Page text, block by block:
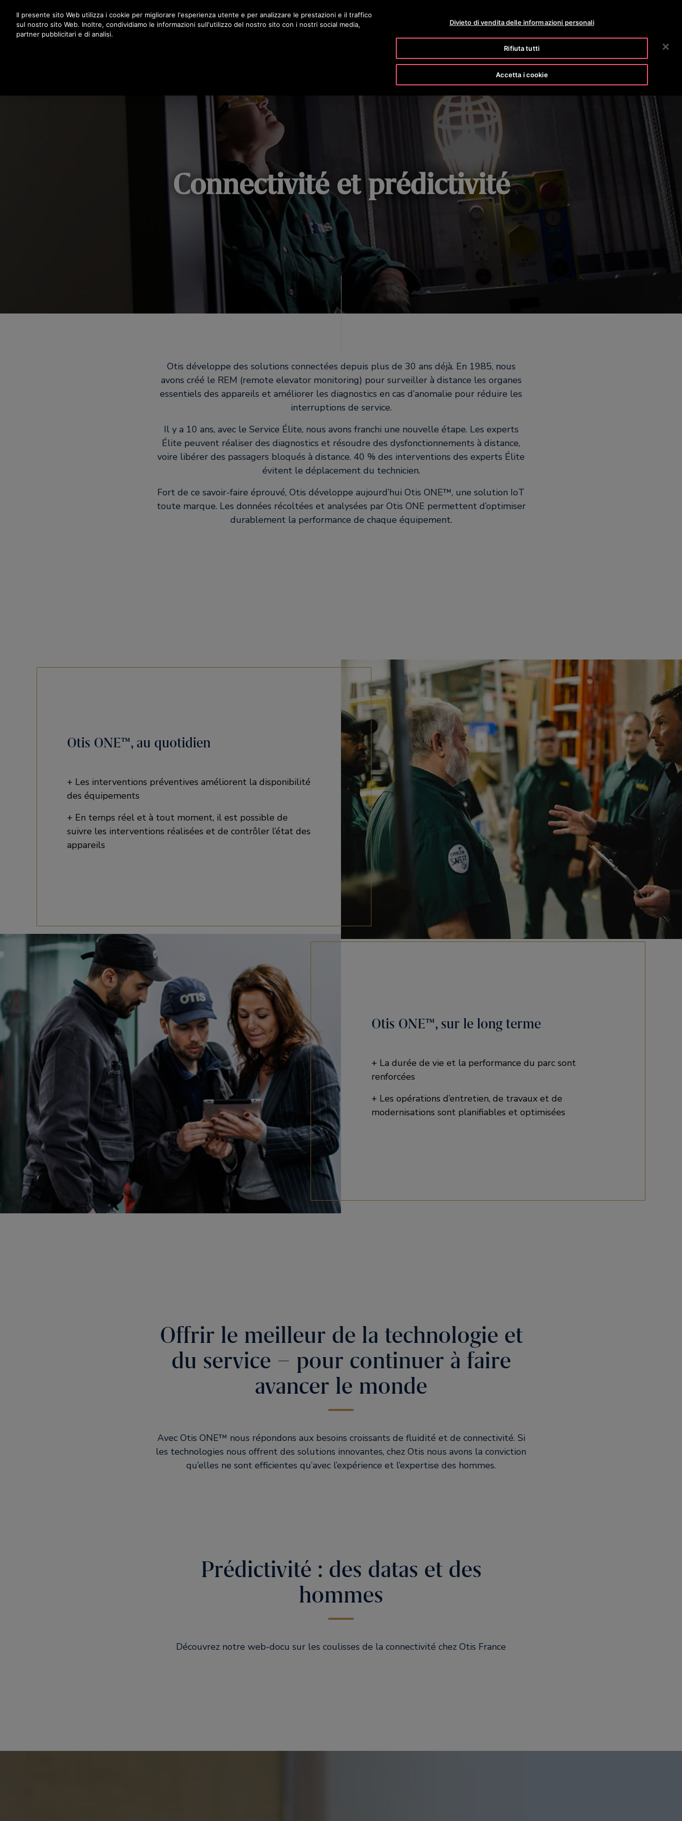
Premere Invio per passare al contenuto principale
OTISLINE 800 824 024 ARCHIVIO STAMPA CARRIERE
RICERCA
Connectivité et prédictivité
Otis développe des solutions connectées depuis plus de 30 ans déjà. En 1985, nous
avons créé le REM (remote elevator monitoring) pour surveiller à distance les organes
essentiels des appareils et améliorer les diagnostics en cas d’anomalie pour réduire les
interruptions de service.
Il y a 10 ans, avec le Service Élite, nous avons franchi une nouvelle étape. Les experts
Élite peuvent réaliser des diagnostics et résoudre des dysfonctionnements à distance,
voire libérer des passagers bloqués à distance. 40 % des interventions des experts Élite
évitent le déplacement du technicien.
Fort de ce savoir-faire éprouvé, Otis développe aujourd’hui Otis ONE™, une solution IoT
toute marque. Les données récoltées et analysées par Otis ONE permettent d’optimiser
durablement la performance de chaque équipement.
Otis ONE™, au quotidien
+ Les interventions préventives améliorent la disponibilité
des équipements
+ En temps réel et à tout moment, il est possible de
suivre les interventions réalisées et de contrôler l’état des
appareils
Otis ONE™, sur le long terme
+ La durée de vie et la performance du parc sont
renforcées
+ Les opérations d’entretien, de travaux et de
modernisations sont planifiables et optimisées
Offrir le meilleur de la technologie et
du service – pour continuer à faire
avancer le monde
Avec Otis ONE™ nous répondons aux besoins croissants de fluidité et de connectivité. Si
les technologies nous offrent des solutions innovantes, chez Otis nous avons la conviction
qu’elles ne sont efficientes qu’avec l’expérience et l’expertise des hommes.
Prédictivité : des datas et des
hommes
Découvrez notre web-docu sur les coulisses de la connectivité chez Otis France
Il presente sito Web utilizza i cookie per migliorare l'esperienza utente e per analizzare le prestazioni e il traffico
sul nostro sito Web. Inoltre, condividiamo le informazioni sull'utilizzo del nostro sito con i nostri social media,
partner pubblicitari e di analisi.
Divieto di vendita delle informazioni personali
Rifiuta tutti
Accetta i cookie